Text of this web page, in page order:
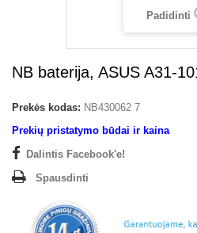
Padidinti
NB baterija, ASUS A31-
Prekės kodas: NB430062 7
Prekių pristatymo būdai ir kaina
Dalintis Facebook'e!
Spausdinti